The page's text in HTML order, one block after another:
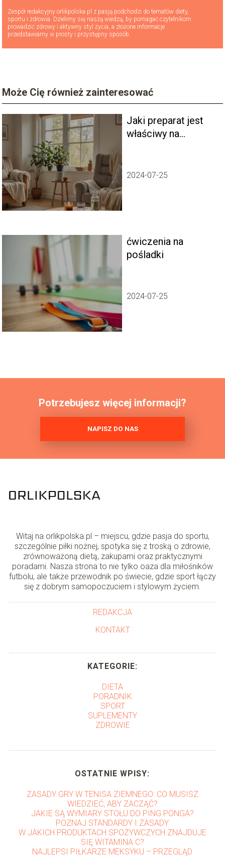
Zespół redakcyjny orlikpolska.pl z pasją podchodzi do tematów diety,
sportu i zdrowia. Dzielimy się naszą wiedzą, by pomagać czytelnikom
prowadzić zdrowy i aktywny styl życia, a złożone informacje
przedstawiamy w prosty i przystępny sposób.
Może Cię również zainteresować
Jaki preparat jest
właściwy na
2024-07-25
ćwiczenia na
pośladki
2024-07-25
Potrzebujesz więcej informacji?
NAPISZ DO NAS
Witaj na orlikpolska.pl – miejscu, gdzie pasja do sportu,
szczególnie piłki nożnej, spotyka się z troską o zdrowie,
zrównoważoną dietą, zakupami oraz praktycznymi
poradami. Nasza strona to nie tylko oaza dla miłośników
futbolu, ale także przewodnik po świecie, gdzie sport łączy
się z dobrym samopoczuciem i stylowym życiem.
REDAKCJA
KONTAKT
KATEGORIE:
DIETA
PORADNIK
SPORT
SUPLEMENTY
ZDROWIE
OSTATNIE WPISY:
ZASADY GRY W TENISA ZIEMNEGO: CO MUSISZ
WIEDZIEĆ, ABY ZACZĄĆ?
JAKIE SĄ WYMIARY STOŁU DO PING PONGA?
POZNAJ STANDARDY I ZASADY
W JAKICH PRODUKTACH SPOŻYWCZYCH ZNAJDUJE
SIĘ WITAMINA C?
NAJLEPSI PIŁKARZE MEKSYKU – PRZEGLĄD